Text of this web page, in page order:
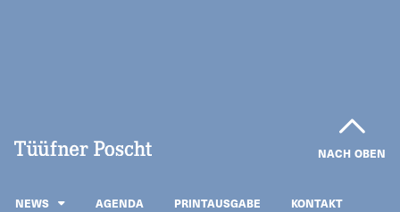
NACH OBEN
NEWS AGENDA PRINTAUSGABE
KONTAKT